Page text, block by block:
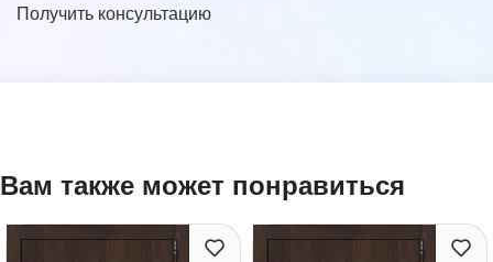
Получить консультацию
Вам также может понравиться